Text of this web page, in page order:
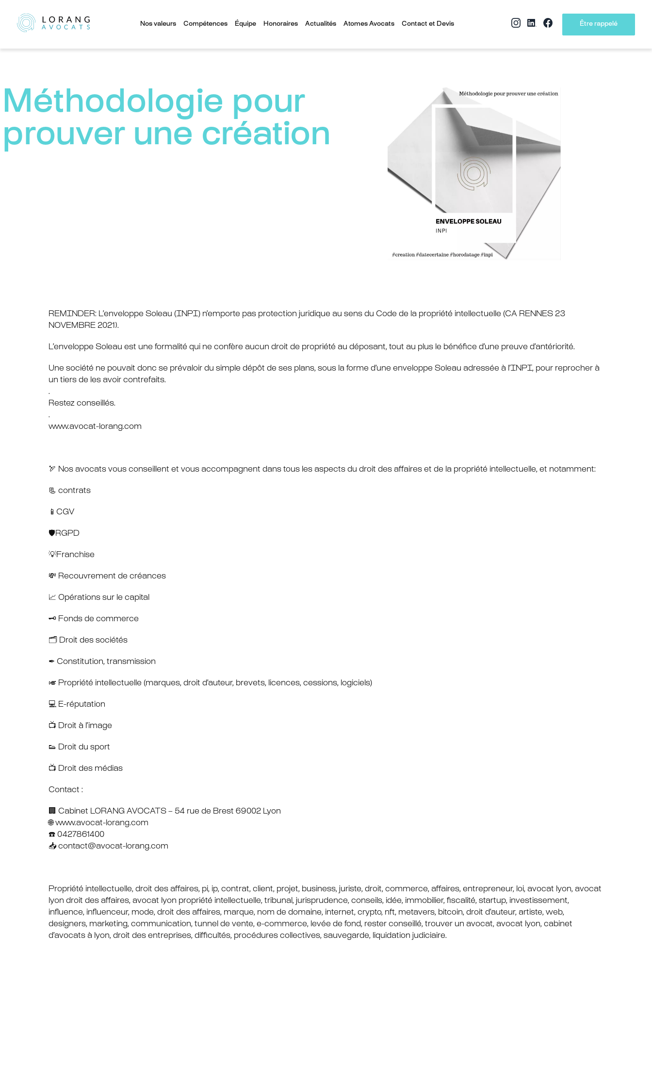
Nos valeurs Compétences Équipe Honoraires Actualités Atomes Avocats Contact et Devis Être rappelé
Méthodologie pour
prouver une création
REMINDER: L’enveloppe Soleau (INPI) n’emporte pas protection juridique au sens du Code de la propriété intellectuelle (CA RENNES 23
NOVEMBRE 2021).
L’enveloppe Soleau est une formalité qui ne confère aucun droit de propriété au déposant, tout au plus le bénéfice d’une preuve d’antériorité.
Une société ne pouvait donc se prévaloir du simple dépôt de ses plans, sous la forme d’une enveloppe Soleau adressée à l’INPI, pour reprocher à
un tiers de les avoir contrefaits.
.
Restez conseillés.
.
www.avocat-lorang.com
🏹 Nos avocats vous conseillent et vous accompagnent dans tous les aspects du droit des affaires et de la propriété intellectuelle, et notamment:
📃 contrats
📱CGV
🛡RGPD
💡Franchise
💸 Recouvrement de créances
📈 Opérations sur le capital
🗝 Fonds de commerce
🗂 Droit des sociétés
✒ Constitution, transmission
🎺 Propriété intellectuelle (marques, droit d’auteur, brevets, licences, cessions, logiciels)
💻 E-réputation
📺 Droit à l’image
👟 Droit du sport
📺 Droit des médias
Contact :
🏢 Cabinet LORANG AVOCATS – 54 rue de Brest 69002 Lyon
🌐 www.avocat-lorang.com
☎️ 0427861400
📥 contact@avocat-lorang.com
Propriété intellectuelle, droit des affaires, pi, ip, contrat, client, projet, business, juriste, droit, commerce, affaires, entrepreneur, loi, avocat lyon, avocat
lyon droit des affaires, avocat lyon propriété intellectuelle, tribunal, jurisprudence, conseils, idée, immobilier, fiscalité, startup, investissement,
influence, influenceur, mode, droit des affaires, marque, nom de domaine, internet, crypto, nft, metavers, bitcoin, droit d’auteur, artiste, web,
designers, marketing, communication, tunnel de vente, e-commerce, levée de fond, rester conseillé, trouver un avocat, avocat lyon, cabinet
d’avocats à lyon, droit des entreprises, difficultés, procédures collectives, sauvegarde, liquidation judiciaire.